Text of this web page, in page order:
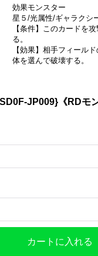
効果モンスター
星５/光属性/ギャラクシ
【条件】このカードを
る。
【効果】相手フィール
体を選んで破壊する。
JP009}《RDモ